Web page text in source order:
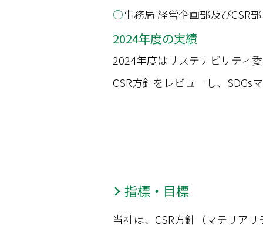
事務局 経営企画部及びCSR部
2024年度の実績
2024年度はサステナビリティ
CSR方針をレビューし、SDGs
指標・目標
当社は、CSR方針（マテリア